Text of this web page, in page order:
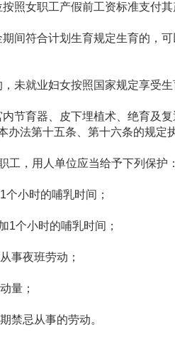
照女职工产假前工资标准支付其
间符合计划生育规定生育的，
未就业妇女按照国家规定享受生
节育器、皮下埋植术、绝育及
法第十五条、第十六条的规定
，用人单位应当给予下列保护：
小时的哺乳时间；
1个小时的哺乳时间；
事夜班劳动；
量；
禁忌从事的劳动。